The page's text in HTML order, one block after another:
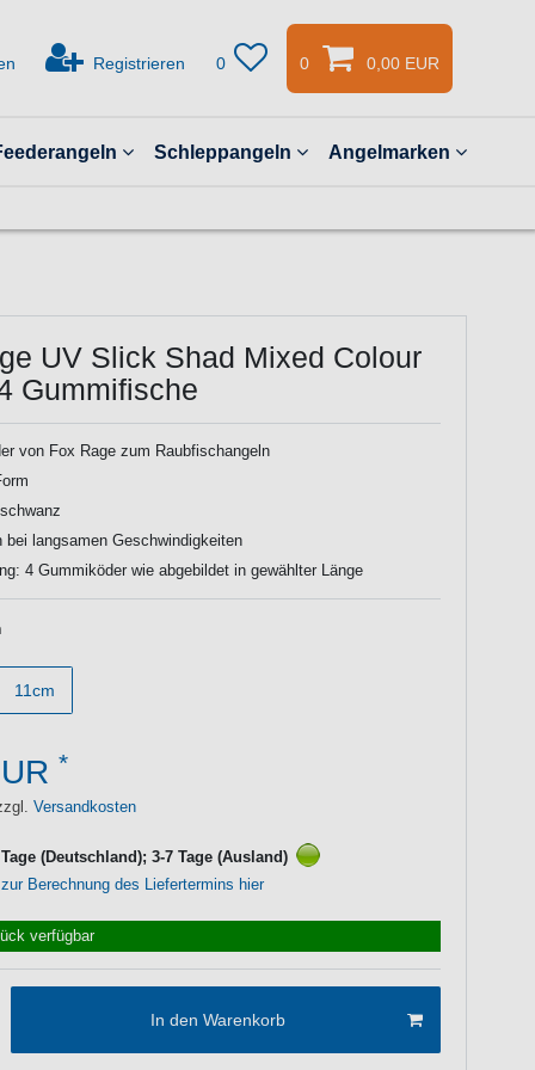
Registrieren 0 0 0,00 EUR
Schleppangeln Angelmarken
UV Slick Shad Mixed Colour
Gummifische
von Fox Rage zum Raubfischangeln
bei langsamen Geschwindigkeiten
4 Gummiköder wie abgebildet in gewählter Länge
11cm
*
Versandkosten
(Deutschland); 3-7 Tage (Ausland)
Berechnung des Liefertermins hier
verfügbar
In den Warenkorb